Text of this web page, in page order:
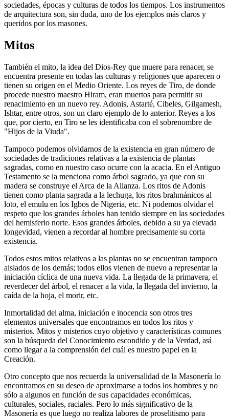
sociedades, épocas y culturas de todos los tiempos. Los instrumentos
de arquitectura son, sin duda, uno de los ejemplos más claros y
queridos por los masones.
Mitos
También el mito, la idea del Dios-Rey que muere para renacer, se
encuentra presente en todas las culturas y religiones que aparecen o
tienen su origen en el Medio Oriente. Los reyes de Tiro, de donde
procede nuestro maestro Hiram, eran muertos para permitir su
renacimiento en un nuevo rey. Adonis, Astarté, Cibeles, Gilgamesh,
Ishtar, entre otros, son un claro ejemplo de lo anterior. Reyes a los
que, por cierto, en Tiro se les identificaba con el sobrenombre de
"Hijos de la Viuda".
Tampoco podemos olvidarnos de la existencia en gran número de
sociedades de tradiciones relativas a la existencia de plantas
sagradas, como en nuestro caso ocurre con la acacia. En el Antiguo
Testamento se la menciona como árbol sagrado, ya que con su
madera se construye el Arca de la Alianza. Los ritos de Adonis
tienen como planta sagrada a la lechuga, los ritos brahmánicos al
loto, el emulu en los Igbos de Nigeria, etc. Ni podemos olvidar el
respeto que los grandes árboles han tenido siempre en las sociedades
del hemisferio norte. Esos grandes árboles, debido a su ya elevada
longevidad, vienen a recordar al hombre precisamente su corta
existencia.
Todos estos mitos relativos a las plantas no se encuentran tampoco
aislados de los demás; todos ellos vienen de nuevo a representar la
iniciación cíclica de una nueva vida. La llegada de la primavera, el
reverdecer del árbol, el renacer a la vida, la llegada del invierno, la
caída de la hoja, el morir, etc.
Inmortalidad del alma, iniciación e inocencia son otros tres
elementos universales que encontramos en todos los ritos y
misterios. Mitos y misterios cuyo objetivo y características comunes
son la búsqueda del Conocimiento escondido y de la Verdad, así
como llegar a la comprensión del cuál es nuestro papel en la
Creación.
Otro concepto que nos recuerda la universalidad de la Masonería lo
encontramos en su deseo de aproximarse a todos los hombres y no
sólo a algunos en función de sus capacidades económicas,
culturales, sociales, raciales. Pero lo más significativo de la
Masonería es que luego no realiza labores de proselitismo para